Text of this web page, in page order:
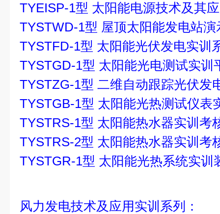
TYEISP-1型 太阳能电源技术及其
TYSTWD-1型 屋顶太阳能发电站
TYSTFD-1型 太阳能光伏发电实训
TYSTGD-1型 太阳能光电测试实训
TYSTZG-1型 二维自动跟踪光伏发
TYSTGB-1型 太阳能光热测试仪表
TYSTRS-1型 太阳能热水器实训考
TYSTRS-2型 太阳能热水器实训考
TYSTGR-1型 太阳能光热系统实训
风力发电技术及应用实训系列：